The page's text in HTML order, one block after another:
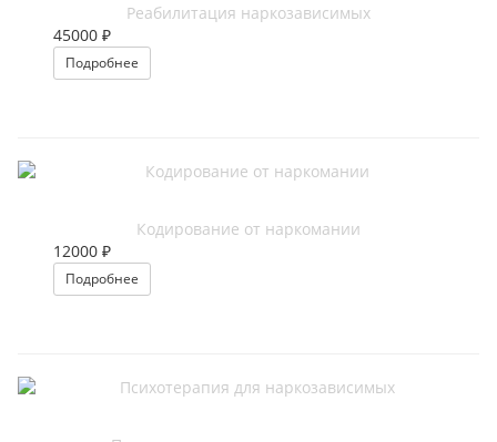
Реабилитация наркозависимых
45000 ₽
Подробнее
Кодирование от наркомании
12000 ₽
Подробнее